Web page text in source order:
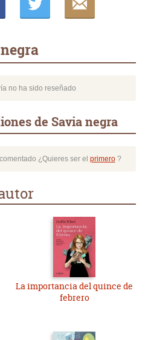
no ha sido reseñado
de Savia negra
¿Quieres ser el primero?
La importancia del quince de
febrero